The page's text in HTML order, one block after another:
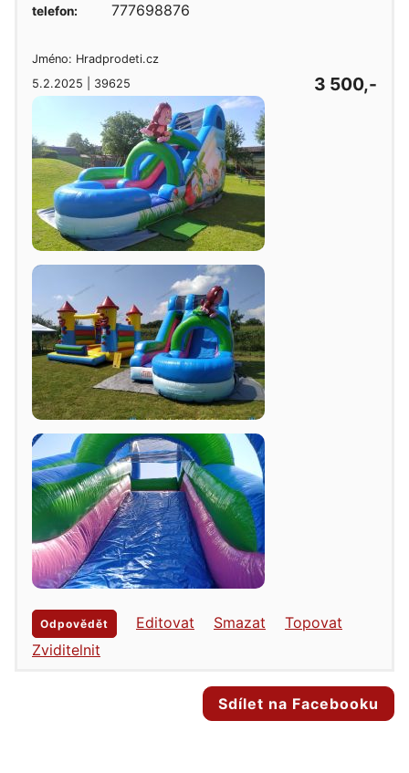
Jméno: Hradprodeti.cz
5.2.2025 | 39625
3 500,-
telefon: 777698876
Odpovědět Editovat Smazat
Topovat
Zviditelnit
Sdílet na Facebooku